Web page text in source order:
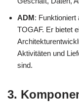
ADM: Funktioniert
TOGAF. Er bietet
Aktivitäten und
sind.
3.